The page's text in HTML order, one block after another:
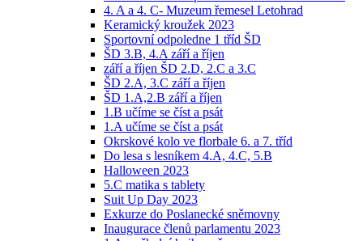
4. A a 4. C- Muzeum řemesel Letohrad
Keramický kroužek 2023
Sportovní odpoledne 1 tříd ŠD
ŠD 3.B, 4.A září a říjen
září a říjen ŠD 2.D, 2.C a 3.C
ŠD 2.A, 3.C září a říjen
ŠD 1.A,2.B září a říjen
1.B učíme se číst a psát
1.A učíme se číst a psát
Okrskové kolo ve florbale 6. a 7. tříd
Do lesa s lesníkem 4.A, 4.C, 5.B
Halloween 2023
5.C matika s tablety
Suit Up Day 2023
Exkurze do Poslanecké sněmovny
Inaugurace členů parlamentu 2023